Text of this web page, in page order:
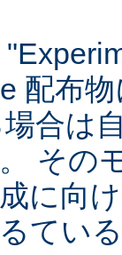
配布
合は
その
に向
てい